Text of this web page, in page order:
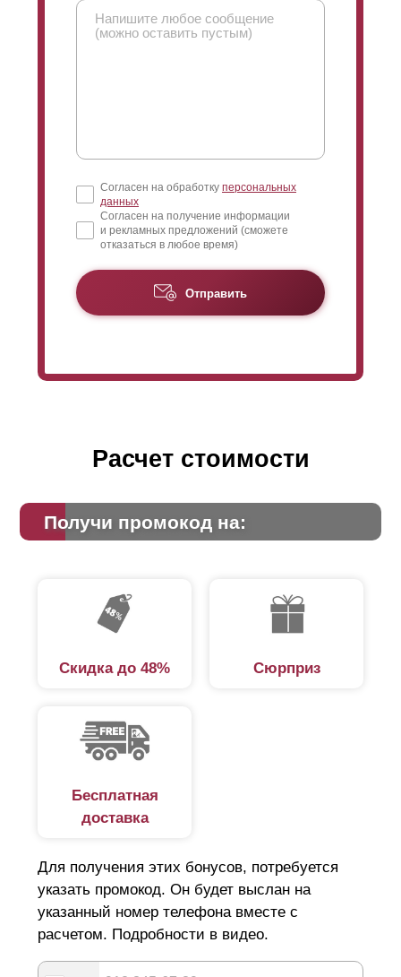
Согласен на обработку персональных
данных
Согласен на получение информации
и рекламных предложений (сможете
отказаться в любое время)
Отправить
Расчет стоимости
Получи промокод на:
Скидка до 48% Сюрприз
Бесплатная
доставка
Для получения этих бонусов, потребуется
указать промокод. Он будет выслан на
указанный номер телефона вместе с
расчетом. Подробности в видео.